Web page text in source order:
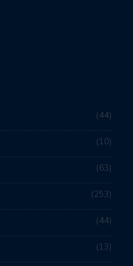
44
10
63
253
44
13